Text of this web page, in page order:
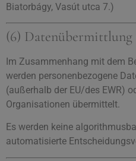
Biatorbágy, Vasút utca 7.)
(6)
Im Zusammenhang mit dem
werden personenbezogene
(außerhalb der EU/des EWR)
Organisationen übermittelt.
Es werden keine
automatisierte